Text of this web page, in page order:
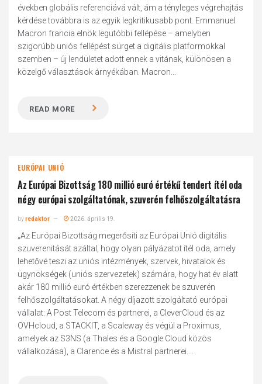
években globális referenciává vált, ám a tényleges végrehajtás
kérdése továbbra is az egyik legkritikusabb pont. Emmanuel
Macron francia elnök legutóbbi fellépése – amelyben
szigorúbb uniós fellépést sürget a digitális platformokkal
szemben – új lendületet adott ennek a vitának, különösen a
közelgő választások árnyékában. Macron...
READ MORE
EURÓPAI UNIÓ
Az Európai Bizottság 180 millió euró értékű tendert ítél oda
négy európai szolgáltatónak, szuverén felhőszolgáltatásra
byredaktor 2026. április 19.
„Az Európai Bizottság megerősíti az Európai Unió digitális
szuverenitását azáltal, hogy olyan pályázatot ítél oda, amely
lehetővé teszi az uniós intézmények, szervek, hivatalok és
ügynökségek (uniós szervezetek) számára, hogy hat év alatt
akár 180 millió euró értékben szerezzenek be szuverén
felhőszolgáltatásokat. A négy díjazott szolgáltató európai
vállalat: A Post Telecom és partnerei, a CleverCloud és az
OVHcloud, a STACKIT, a Scaleway és végül a Proximus,
amelyek az S3NS (a Thales és a Google Cloud közös
vállalkozása), a Clarence és a Mistral partnerei....